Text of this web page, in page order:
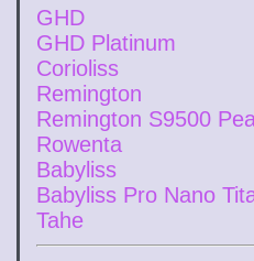
GHD
GHD Platinum
Corioliss
Remington
Remington S9500
Rowenta
Babyliss
Babyliss Pro Nano
Tahe